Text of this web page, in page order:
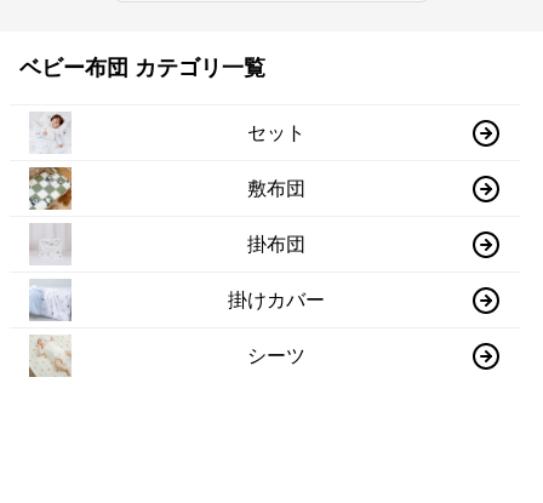
ベビー布団 カテゴリ一覧
セット
敷布団
掛布団
掛けカバー
シーツ